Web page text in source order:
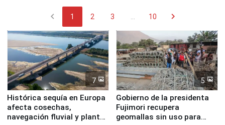
chevron_left 1 2 3 10 chevron_right
7
Histórica sequía en Europa
afecta cosechas,
navegación fluvial y plantas
5
Gobierno de la presidenta
Fujimori recupera
geomallas sin uso para